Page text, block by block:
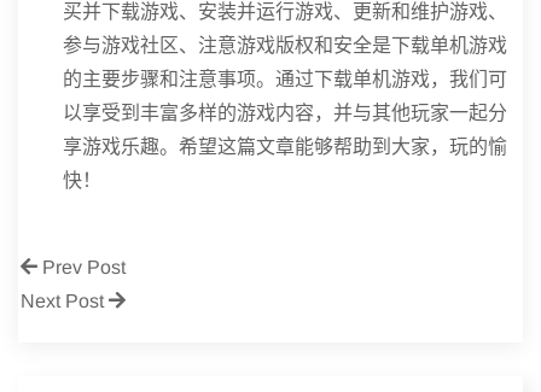
买并下载游戏、安装并运行游戏、更新和维护游戏、
参与游戏社区、注意游戏版权和安全是下载单机游戏
的主要步骤和注意事项。通过下载单机游戏，我们可
以享受到丰富多样的游戏内容，并与其他玩家一起分
享游戏乐趣。希望这篇文章能够帮助到大家，玩的愉
快！
Prev Post
Next Post